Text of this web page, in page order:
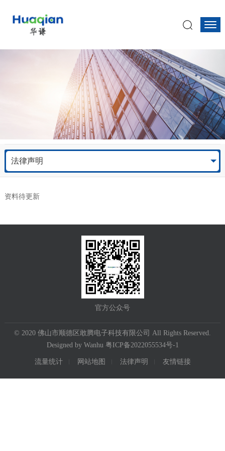
法律声明
资料待更新
官方公众号
© 2020 佛山市顺德区敢腾电子科技有限公司 All Rights Reserved.
Designed by Wanhu 粤ICP备2022055534号-1
流量统计 网站地图 法律声明 友情链接